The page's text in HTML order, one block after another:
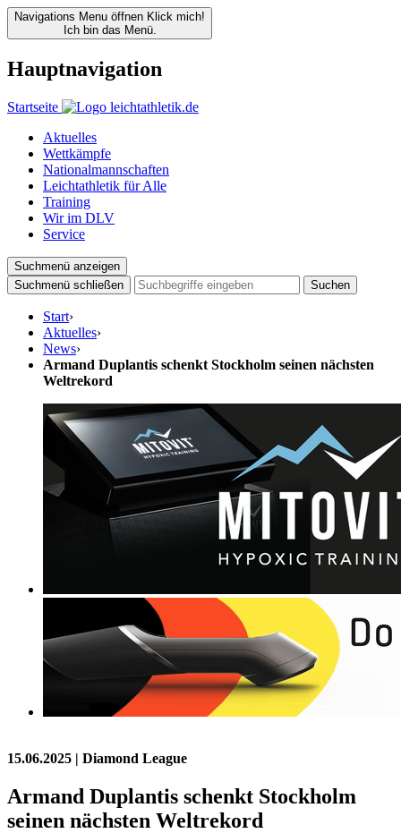
Navigations Menu öffnen Klick mich!
Ich bin das Menü.
Hauptnavigation
Startseite
Aktuelles
Wettkämpfe
Nationalmannschaften
Leichtathletik für Alle
Training
Wir im DLV
Service
Suchmenü anzeigen
Suchmenü schließen
Suchen
Start›
Aktuelles›
News›
Armand Duplantis schenkt Stockholm seinen nächsten
Weltrekord
15.06.2025 | Diamond League
Armand Duplantis schenkt Stockholm
seinen nächsten Weltrekord